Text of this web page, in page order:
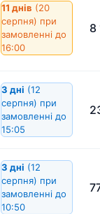
11 днів (20
серпня) при
замовленні до
16:00
8
3 дні (12
серпня) при
замовленні до
15:05
3 дні (12
серпня) при
замовленні до
10:50